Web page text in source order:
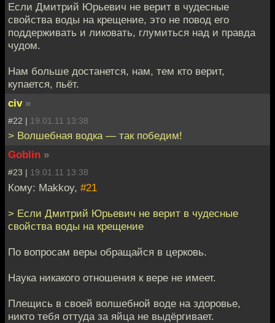
Если Дмитрий Юрьевич не верит в чудесные
свойства воды на крещение, это не повод его
поддерживать и ликовать, глумиться над и правда
чудом.
Нам больше достанется, нам, тем кто верит,
купается, пьёт.
civ »
#22 | 19.01.11 13:38
> Волшебная водка — так победим!
Goblin »
#23 | 19.01.11 13:38
Кому: Makkoy, #21
> Если Дмитрий Юрьевич не верит в чудесные
свойства воды на крещение
По вопросам веры обращайся в церковь.
Наука никакого отношения к вере не имеет.
Плещись в своей волшебной воде на здоровье,
никто тебя оттуда за яйца не выдёргивает.